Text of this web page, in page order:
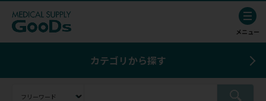
カテゴリから探す